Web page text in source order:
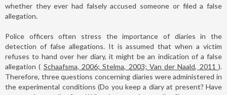
whether they ever had falsely accused someone or filed a false
allegation.
Police officers often stress the importance of diaries in the
detection of false allegations. It is assumed that when a victim
refuses to hand over her diary, it might be an indication of a false
allegation ( Schaafsma, 2006; Stelma, 2003; Van der Naald, 2011).
Therefore, three questions concerning diaries were administered in
the experimental conditions (Do you keep a diary at present? Have